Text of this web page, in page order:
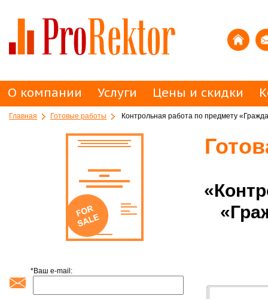
О компании Услуги Цены и скидки
Главная Готовые работы Контрольная работа по предмету
*Ваш e-mail: